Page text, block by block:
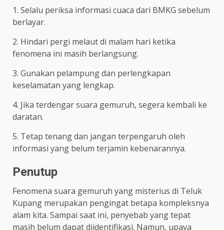
1. Selalu periksa informasi cuaca dari BMKG sebelum
berlayar.
2. Hindari pergi melaut di malam hari ketika
fenomena ini masih berlangsung.
3. Gunakan pelampung dan perlengkapan
keselamatan yang lengkap.
4. Jika terdengar suara gemuruh, segera kembali ke
daratan.
5. Tetap tenang dan jangan terpengaruh oleh
informasi yang belum terjamin kebenarannya.
Penutup
Fenomena suara gemuruh yang misterius di Teluk
Kupang merupakan pengingat betapa kompleksnya
alam kita. Sampai saat ini, penyebab yang tepat
masih belum dapat diidentifikasi. Namun, upaya